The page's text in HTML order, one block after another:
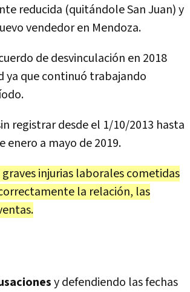
reducida (quitándole San Juan) y
vendedor en Mendoza.
de desvinculación en 2018
ya que continuó trabajando
registrar desde el 1/10/2013 hasta
enero a mayo de 2019.
injurias laborales cometidas
la relación, las
y defendiendo las fechas